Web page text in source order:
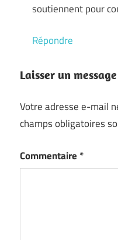
soutiennent pour
Répondre
Laisser un message
Votre adresse e-mail
champs obligatoires
Commentaire *